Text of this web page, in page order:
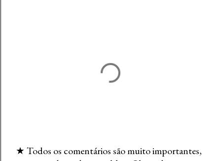
★ Todos os comentários são muito importantes,